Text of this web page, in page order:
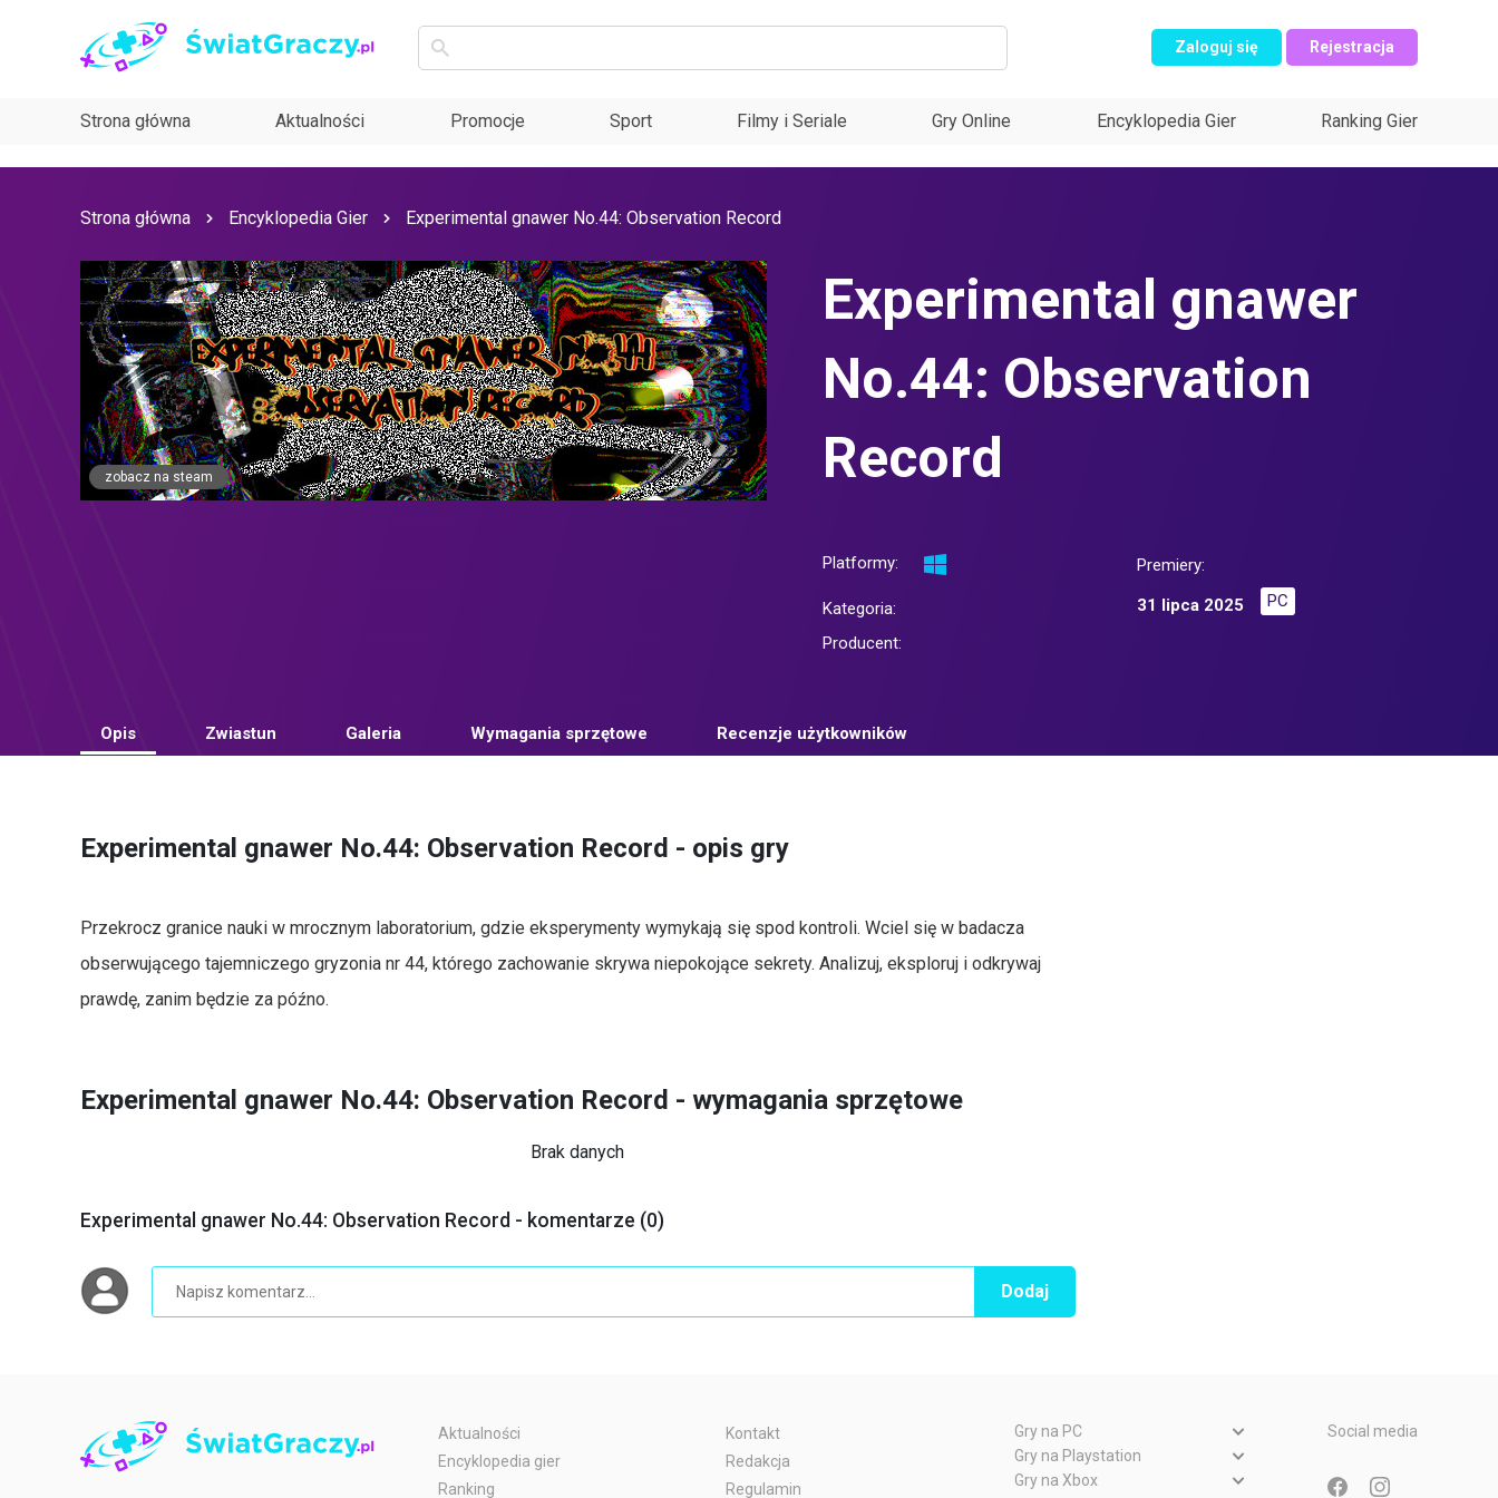
Zaloguj się Rejestracja
Strona główna Aktualności Promocje Sport Filmy i Seriale Gry Online Encyklopedia Gier Ranking Gier
Strona główna Encyklopedia Gier Experimental gnawer No.44: Observation Record
zobacz na steam
Experimental gnawer
No.44: Observation
Record
Platformy:
Kategoria:
Producent:
Premiery:
31 lipca 2025
PC
Opis Zwiastun Galeria Wymagania sprzętowe Recenzje użytkowników
Experimental gnawer No.44: Observation Record - opis gry
Przekrocz granice nauki w mrocznym laboratorium, gdzie eksperymenty wymykają się spod kontroli. Wciel się w badacza
obserwującego tajemniczego gryzonia nr 44, którego zachowanie skrywa niepokojące sekrety. Analizuj, eksploruj i odkrywaj
prawdę, zanim będzie za późno.
Experimental gnawer No.44: Observation Record - wymagania sprzętowe
Brak danych
Experimental gnawer No.44: Observation Record - komentarze (0)
Dodaj
Aktualności
Encyklopedia gier
Ranking
Kontakt
Redakcja
Regulamin
Gry na PC
Gry PC
Gry WWW
Gry na Playstation
Gry PlayStation 5
Gry na Xbox
Social media